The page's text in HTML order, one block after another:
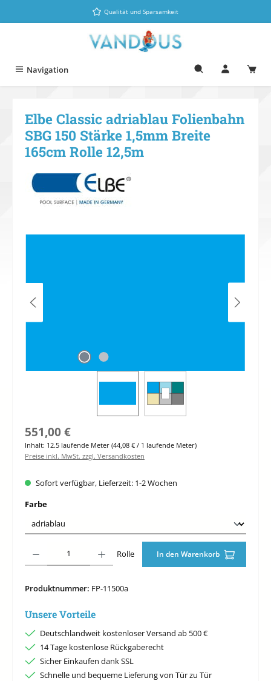
Zum Hauptinhalt springenQualität und Sparsamkeit
Navigation
Elbe Classic adriablau Folienbahn
SBG 150 Stärke 1,5mm Breite
165cm Rolle 12,5m
Regulärer Preis:
551,00 €
Inhalt: 12.5 laufende Meter (44,08 € / 1 laufende Meter)
Preise inkl. MwSt. zzgl. Versandkosten
Sofort verfügbar, Lieferzeit: 1-2 Wochen
Farbeauswählen
Rolle In den Warenkorb
Produktnummer: FP-11500a
Unsere Vorteile
Deutschlandweit kostenloser Versand ab 500 €
14 Tage kostenlose Rückgaberecht
Sicher Einkaufen dank SSL
Schnelle und bequeme Lieferung von Tür zu Tür